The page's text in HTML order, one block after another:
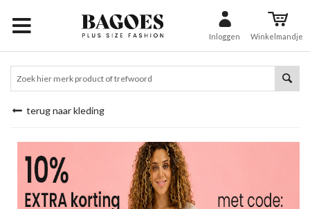
Inloggen Winkelmandje
terug naar kleding